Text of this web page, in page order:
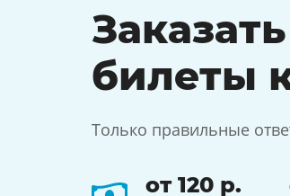
Заказать
билеты
Только правильные
от 120 р.